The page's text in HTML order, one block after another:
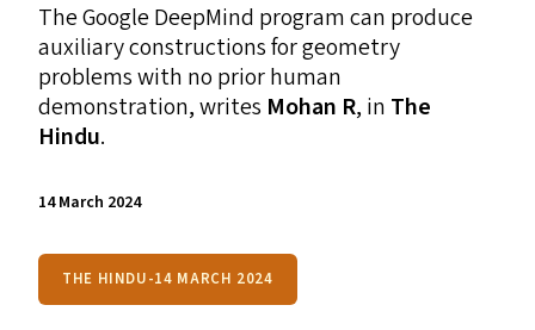
The Google DeepMind program can produce
auxiliary constructions for geometry
problems with no prior human
demonstration, writes Mohan R, in The
Hindu.
14 March 2024
THE HINDU-14 MARCH 2024